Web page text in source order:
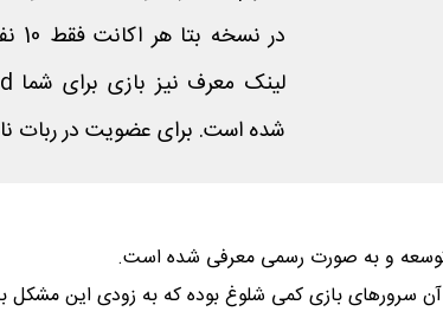
شده است. برای عضویت در ربات
آن سرورهای بازی کمی شلوغ بوده که به زودی این